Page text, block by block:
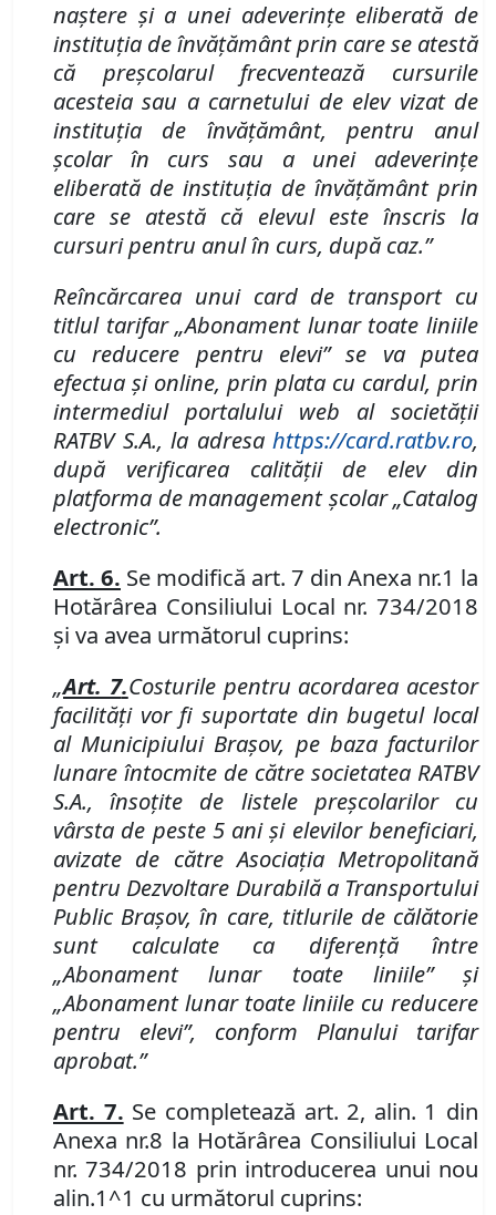
naştere şi a unei adeverințe eliberată de
instituția de învățământ prin care se atestă
că preșcolarul frecventează cursurile
acesteia sau a carnetului de elev vizat de
instituţia de învăţământ, pentru anul
şcolar în curs sau a unei adeverințe
eliberată de instituția de învățământ prin
care se atestă că elevul este înscris la
cursuri pentru anul în curs, după caz.”
Reîncărcarea unui card de transport cu
titlul tarifar „Abonament lunar toate liniile
cu reducere pentru elevi” se va putea
efectua şi online, prin plata cu cardul, prin
intermediul portalului web al societăţii
RATBV S.A., la adresa https://card.ratbv.ro,
după verificarea calităţii de elev din
platforma de management școlar „Catalog
electronic”.
Art. 6. Se modifică art. 7 din Anexa nr.1 la
Hotărârea Consiliului Local nr. 734/2018
şi va avea următorul cuprins:
„Art. 7.Costurile pentru acordarea acestor
facilităţi vor fi suportate din bugetul local
al Municipiului Braşov, pe baza facturilor
lunare întocmite de către societatea RATBV
S.A., însoţite de listele preşcolarilor cu
vârsta de peste 5 ani şi elevilor beneficiari,
avizate de cătreAsociația Metropolitană
pentru Dezvoltare Durabilă a Transportului
Public Brașov, în care, titlurile de călătorie
sunt calculate ca diferenţă între
„Abonament lunar toate liniile” şi
„Abonament lunar toate liniile cu reducere
pentru elevi”, conform Planului tarifar
aprobat.”
Art. 7. Se completează art. 2, alin. 1 din
Anexa nr.8 la Hotărârea Consiliului Local
nr. 734/2018 prin introducerea unui nou
alin.1^1 cu următorul cuprins: